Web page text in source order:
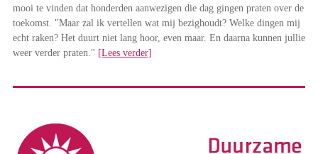
mooi te vinden dat honderden aanwezigen die dag gingen praten over de
toekomst. "Maar zal ik vertellen wat mij bezighoudt? Welke dingen mij
echt raken? Het duurt niet lang hoor, even maar. En daarna kunnen jullie
weer verder praten." [Lees verder]